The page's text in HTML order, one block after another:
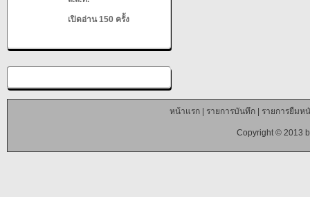
เปิดอ่าน 150 ครั้ง
หน้าแรก| รายการบันทึก| รายการยืมห
Copyright © 2013